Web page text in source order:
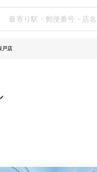
戸店